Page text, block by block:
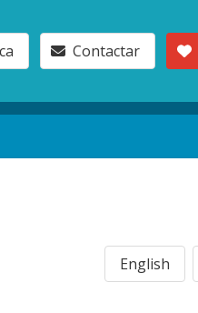
Contactar
English